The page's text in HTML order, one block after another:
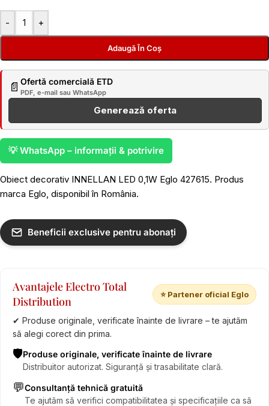
- +
Adaugă În Coș
📄 Ofertă comercială ETD
PDF, e-mail sau WhatsApp
Generează oferta
💡 WhatsApp – informații & potrivire
Obiect decorativ INNELLAN LED 0,1W Eglo 427615. Produs
marca Eglo, disponibil în România.
Beneficii exclusive pentru abonați
Avantajele Electro Total
Distribution
⭐ Partener oficial Eglo
✔ Produse originale, verificate înainte de livrare – te ajutăm
să alegi corect din prima.
🛡️Produse originale, verificate înainte de livrare
Distribuitor autorizat. Siguranță și trasabilitate clară.
💬Consultanță tehnică gratuită
Te ajutăm să verifici compatibilitatea și specificațiile ca să